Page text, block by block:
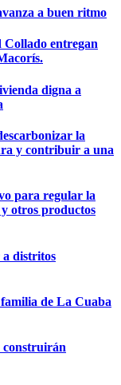
a buen ritmo
entregan
digna a
la
y contribuir a una
para regular la
otros productos
distritos
de La Cuaba
construirán